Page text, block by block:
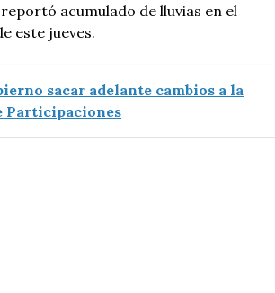
acumulado de lluvias en el
este jueves.
sacar adelante cambios a la
Participaciones